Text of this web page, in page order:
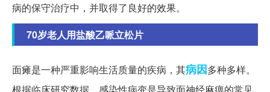
病的保守治疗中，并取得了良好的效果。
70岁老人用盐酸乙哌立松片
面瘫是一种严重影响生活质量的疾病，其病因多种多样。